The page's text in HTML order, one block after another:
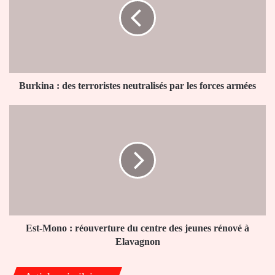
armées
Burkina : des terroristes neutralisés par les forces armées
rénové
Est-Mono : réouverture du centre des jeunes rénové à
Elavagnon